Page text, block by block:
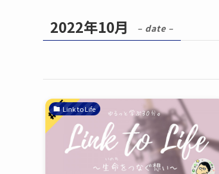
2022年10月 – date –
Link to Life